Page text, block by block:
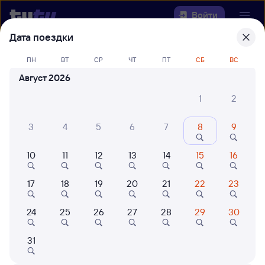
Войти
Выберите день, чтобы найтиж/д
билеты Выдрино — Кунгур
Куда
Когда
Кто едет
Найти поезда
Дата поездки
ПН ВТ СР ЧТ ПТ СБ ВС
Август 2026
1
2
3 4 5 6 7 8 9
10 11 12 13 14 15 16
17 18 19 20 21 22 23
24 25 26 27 28 29 30
31